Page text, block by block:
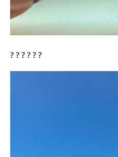
? ? ? ? ? ?